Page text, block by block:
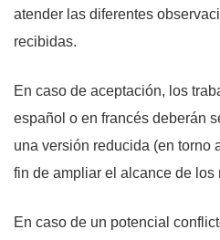
atender las diferentes
recibidas.
En caso de aceptación, los
español o en francés deberán
una versión reducida (en torno
fin de ampliar el alcance de los
En caso de un potencial